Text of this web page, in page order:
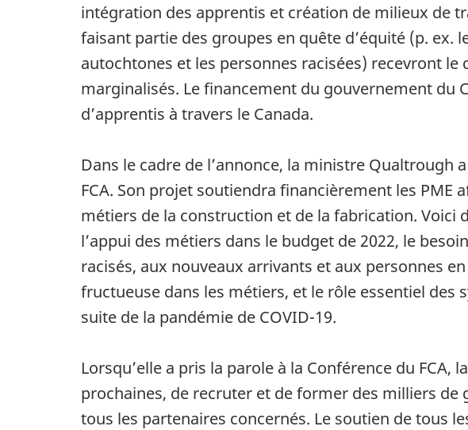
intégration des apprentis et création de milieux de
faisant partie des groupes en quête d’équité (p. ex.
autochtones et les personnes racisées) recevront le
marginalisés. Le financement du gouvernement du
d’apprentis à travers le Canada.
Dans le cadre de l’annonce, la ministre
FCA. Son projet soutiendra financièrement les PME
métiers de la construction et de la fabrication. Voici
l’appui des métiers dans le budget de 2022, le
racisés, aux nouveaux arrivants et aux personnes
fructueuse dans les métiers, et le rôle essentiel des
suite de la pandémie de COVID-19.
Lorsqu’elle a pris la parole à la Conférence du
prochaines, de recruter et de former des milliers
tous les partenaires concernés. Le soutien de tous